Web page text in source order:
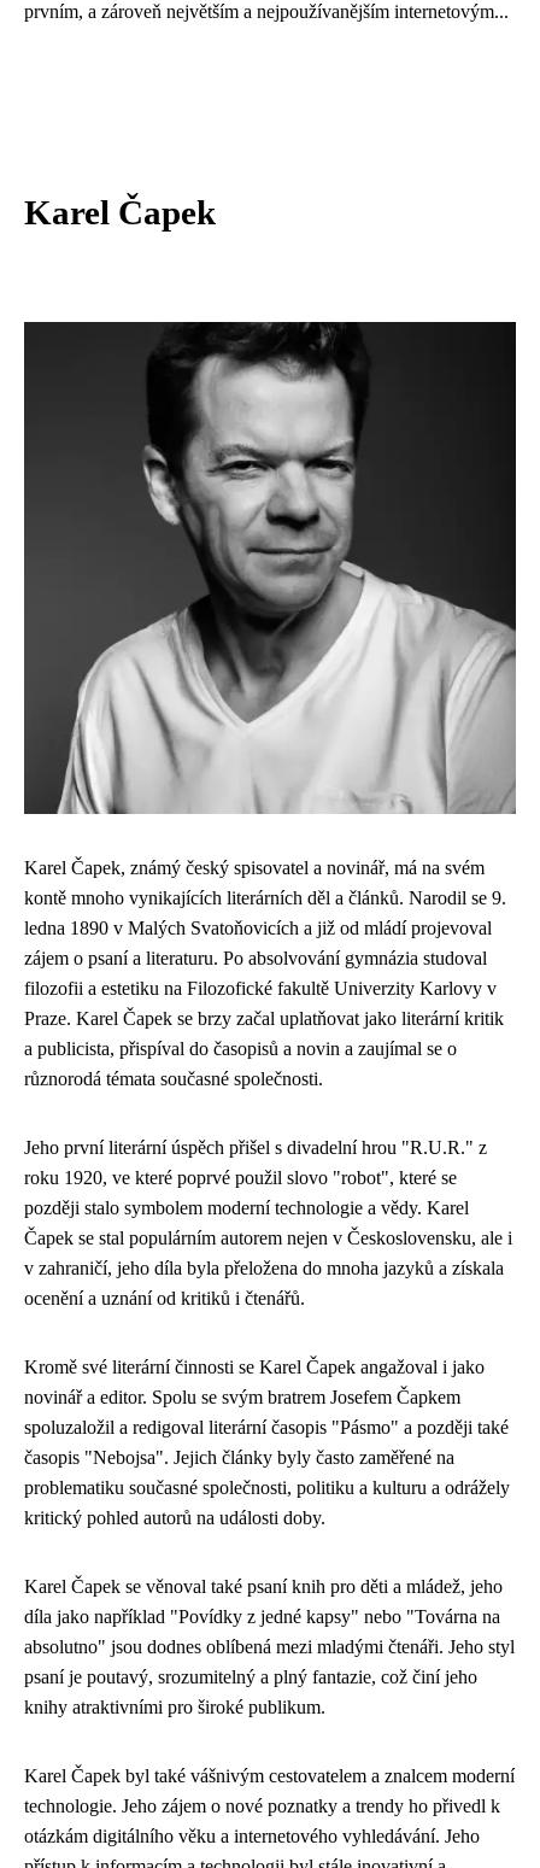
prvním, a zároveň největším a nejpoužívanějším internetovým...
Karel Čapek
Karel Čapek, známý český spisovatel a novinář, má na svém
kontě mnoho vynikajících literárních děl a článků. Narodil se 9.
ledna 1890 v Malých Svatoňovicích a již od mládí projevoval
zájem o psaní a literaturu. Po absolvování gymnázia studoval
filozofii a estetiku na Filozofické fakultě Univerzity Karlovy v
Praze. Karel Čapek se brzy začal uplatňovat jako literární kritik
a publicista, přispíval do časopisů a novin a zaujímal se o
různorodá témata současné společnosti.
Jeho první literární úspěch přišel s divadelní hrou "R.U.R." z
roku 1920, ve které poprvé použil slovo "robot", které se
později stalo symbolem moderní technologie a vědy. Karel
Čapek se stal populárním autorem nejen v Československu, ale i
v zahraničí, jeho díla byla přeložena do mnoha jazyků a získala
ocenění a uznání od kritiků i čtenářů.
Kromě své literární činnosti se Karel Čapek angažoval i jako
novinář a editor. Spolu se svým bratrem Josefem Čapkem
spoluzaložil a redigoval literární časopis "Pásmo" a později také
časopis "Nebojsa". Jejich články byly často zaměřené na
problematiku současné společnosti, politiku a kulturu a odrážely
kritický pohled autorů na události doby.
Karel Čapek se věnoval také psaní knih pro děti a mládež, jeho
díla jako například "Povídky z jedné kapsy" nebo "Továrna na
absolutno" jsou dodnes oblíbená mezi mladými čtenáři. Jeho styl
psaní je poutavý, srozumitelný a plný fantazie, což činí jeho
knihy atraktivními pro široké publikum.
Karel Čapek byl také vášnivým cestovatelem a znalcem moderní
technologie. Jeho zájem o nové poznatky a trendy ho přivedl k
otázkám digitálního věku a internetového vyhledávání. Jeho